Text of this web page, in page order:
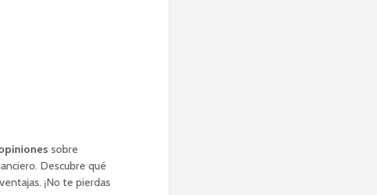
sobre
Descubre qué
¡No te pierdas